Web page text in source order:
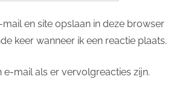
mail en site opslaan in deze browser
keer wanneer ik een reactie plaats.
e-mail als er vervolgreacties zijn.